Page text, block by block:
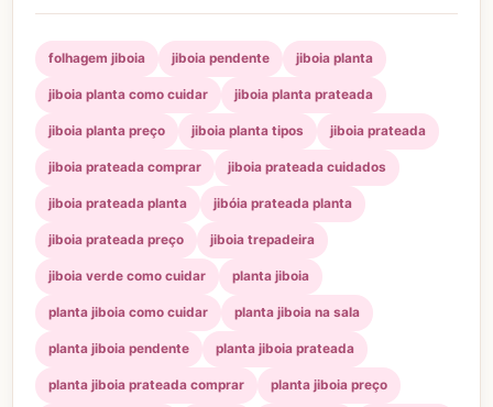
folhagem jiboia jiboia pendente jiboia planta
jiboia planta como cuidar jiboia planta prateada
jiboia planta preço jiboia planta tipos jiboia prateada
jiboia prateada comprar jiboia prateada cuidados
jiboia prateada planta jibóia prateada planta
jiboia prateada preço jiboia trepadeira
jiboia verde como cuidar planta jiboia
planta jiboia como cuidar planta jiboia na sala
planta jiboia pendente planta jiboia prateada
planta jiboia prateada comprar planta jiboia preço